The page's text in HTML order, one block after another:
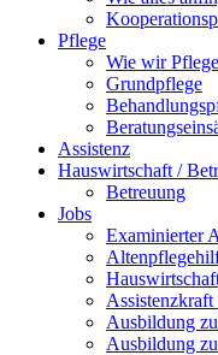
Pflege
Wie wir
Grundpflege
Assistenz
Hauswirtschaft /
Betreuung
Jobs
Examinierter
Ausbildung
Ausbildung